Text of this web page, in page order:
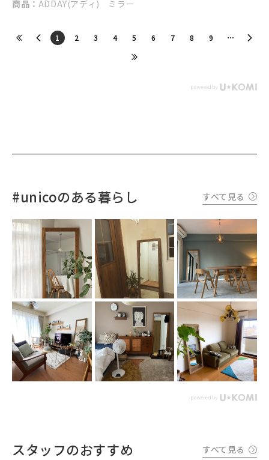
商品： ADDAY(アディ) ミラー
​1 ​2 ​3 ​4 ​5 ​6 ​7 ​8 ​9
#unicoのある暮らし すべて見る
スタッフのおすすめ すべて見る